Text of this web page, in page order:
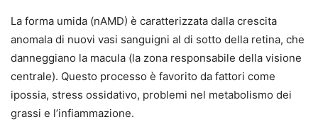
La forma umida (nAMD) è caratterizzata dalla crescita
anomala di nuovi vasi sanguigni al di sotto della retina, che
danneggiano la macula (la zona responsabile della visione
centrale). Questo processo è favorito da fattori come
ipossia, stress ossidativo, problemi nel metabolismo dei
grassi e l’infiammazione.